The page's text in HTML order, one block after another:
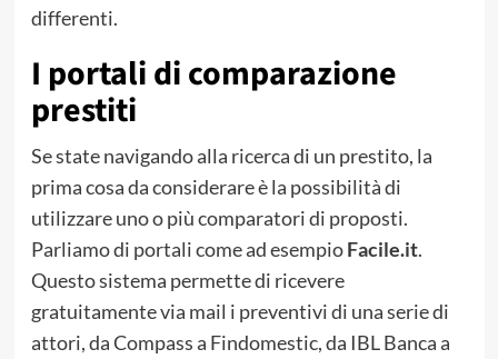
differenti.
I portali di comparazione
prestiti
Se state navigando alla ricerca di un prestito, la
prima cosa da considerare è la possibilità di
utilizzare uno o più comparatori di proposti.
Parliamo di portali come ad esempioFacile.it.
Questo sistema permette di ricevere
gratuitamente via mail i preventivi di una serie di
attori, da Compass a Findomestic, da IBL Banca a